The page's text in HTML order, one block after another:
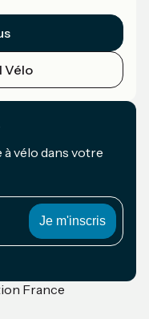
Vélo
à vélo dans votre
France